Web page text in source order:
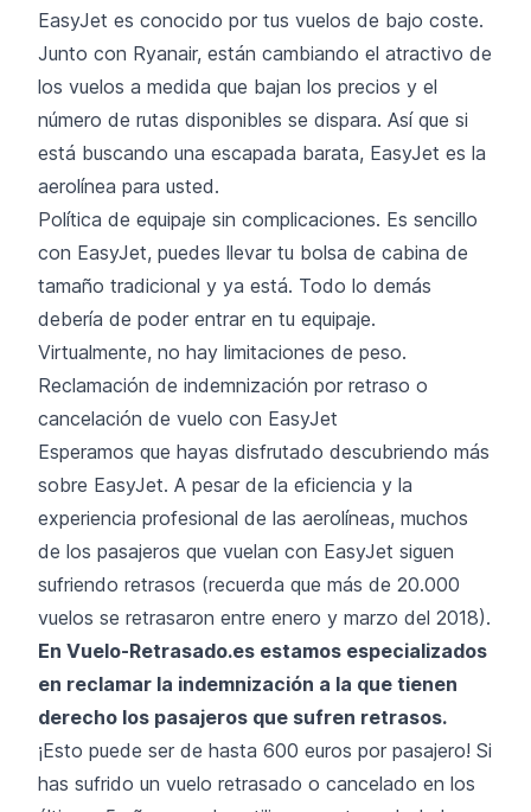
EasyJet es conocido por tus vuelos de bajo coste.
Junto con Ryanair, están cambiando el atractivo de
los vuelos a medida que bajan los precios y el
número de rutas disponibles se dispara. Así que si
está buscando una escapada barata, EasyJet es la
aerolínea para usted.
Política de equipaje sin complicaciones. Es sencillo
con EasyJet, puedes llevar tu bolsa de cabina de
tamaño tradicional y ya está. Todo lo demás
debería de poder entrar en tu equipaje.
Virtualmente, no hay limitaciones de peso.
Reclamación de indemnización por retraso o
cancelación de vuelo con EasyJet
Esperamos que hayas disfrutado descubriendo más
sobre EasyJet. A pesar de la eficiencia y la
experiencia profesional de las aerolíneas, muchos
de los pasajeros que vuelan con EasyJet siguen
sufriendo retrasos (recuerda que más de 20.000
vuelos se retrasaron entre enero y marzo del 2018).
En Vuelo-Retrasado.es estamos especializados
en reclamar la indemnización a la que tienen
derecho los pasajeros que sufren retrasos.
¡Esto puede ser de hasta 600 euros por pasajero! Si
has sufrido un vuelo retrasado o cancelado en los